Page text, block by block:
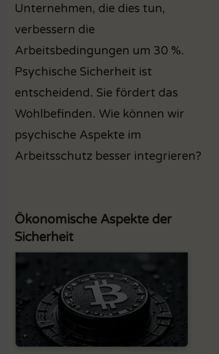
Unternehmen, die dies tun,
verbessern die
Arbeitsbedingungen um 30 %.
Psychische Sicherheit ist
entscheidend. Sie fördert das
Wohlbefinden. Wie können wir
psychische Aspekte im
Arbeitsschutz besser integrieren?
Ökonomische Aspekte der
Sicherheit